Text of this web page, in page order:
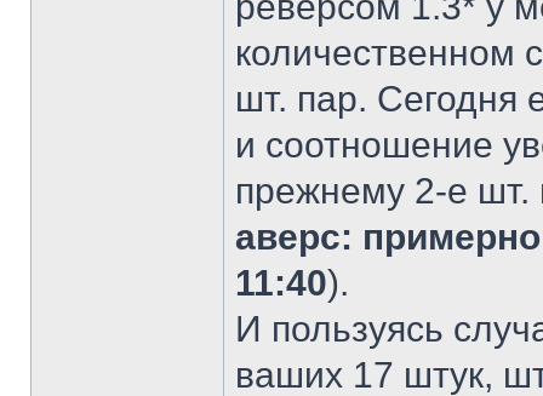
количественном
шт. пар. Сегодня
и соотношение
прежнему 2-е
аверс:
11:40).
И пользуясь
ваших 17 штук,